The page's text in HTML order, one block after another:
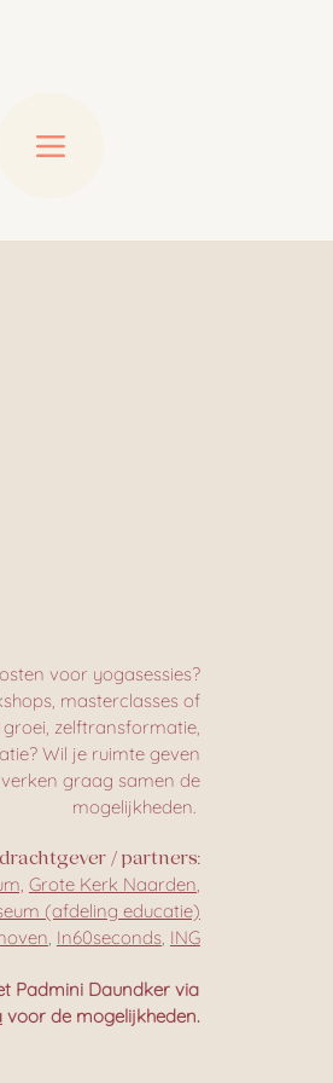
voor yogasessies?
masterclasses of
zelftransformatie,
Wil je ruimte geven
graag samen de
mogelijkheden.
/ partners:
Grote Kerk Naarden,
(afdeling educatie)
, In60seconds, ING
Padmini Daundker via
voor de mogelijkheden.